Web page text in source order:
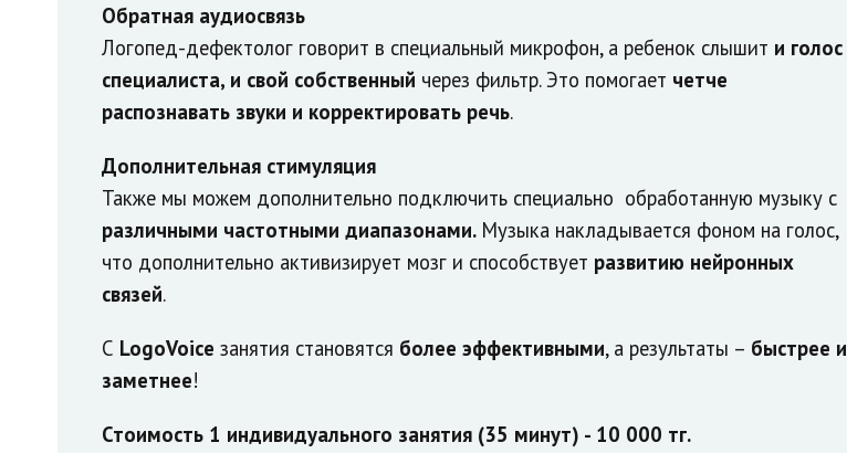
Обратная аудиосвязь
Логопед-дефектолог говорит в специальный микрофон, а ребенок слышит и голос
специалиста, и свой собственный через фильтр. Это помогает четче
распознавать звуки и корректировать речь.
Дополнительная стимуляция
Также мы можем дополнительно подключить специально обработанную музыку с
различными частотными диапазонами. Музыка накладывается фоном на голос,
что дополнительно активизирует мозг и способствует развитию нейронных
связей.
С LogoVoice занятия становятся более эффективными, а результаты – быстрее и
заметнее!
Стоимость 1 индивидуального занятия (35 минут) - 10 000 тг.